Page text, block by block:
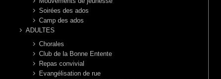
Soirées des ados
Camp des ados
ADULTES
Chorales
Club de la Bonne Entente
Repas convivial
Evangélisation de rue